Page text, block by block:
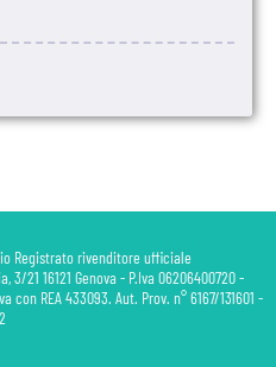
Registrato rivenditore ufficiale
21 16121 Genova - P.Iva 06206400720 -
REA 433093. Aut. Prov. n° 6167/131601 -